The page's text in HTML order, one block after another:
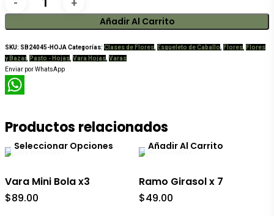
Esqueleto
Caballo
Añadir Al Carrito
SKU: SB24045-HOJACategorías: Clases de Flores, Esqueleto de Caballo, Flores, Flores
y Bazar, Pasto - Hojas,Vara Hojas,Varas
Enviar por WhatsApp
Productos relacionados
Seleccionar Opciones
Este
Las
opciones
Vara Mini Bola x3
$89.00
Añadir Al Carrito
Ramo Girasol x 7
$49.00